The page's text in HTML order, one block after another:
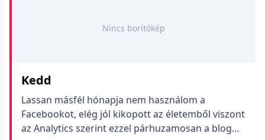
Nincs borítókép
Kedd
Lassan másfél hónapja nem használom a
Facebookot, elég jól kikopott az életemből viszont
az Analytics szerint ezzel párhuzamosan a blog